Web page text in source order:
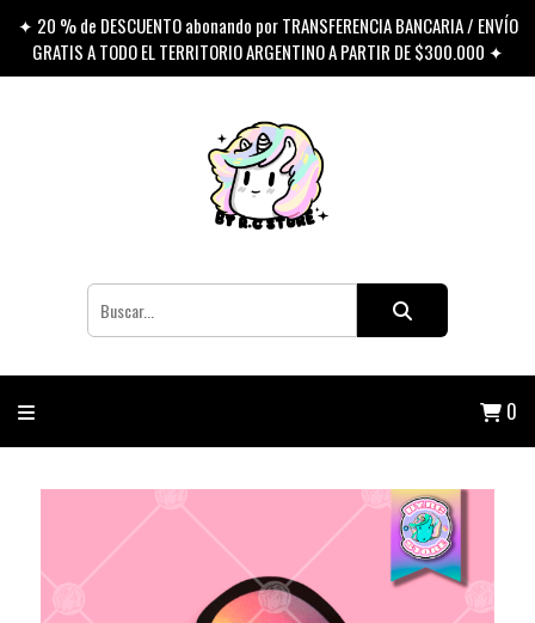
✦ 20 % de DESCUENTO abonando por TRANSFERENCIA BANCARIA / ENVÍO
GRATIS A TODO EL TERRITORIO ARGENTINO A PARTIR DE $300.000 ✦
0